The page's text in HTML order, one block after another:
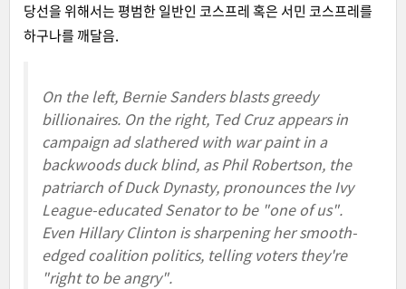
당선을 위해서는 평범한 일반인 코스프레 혹은 서민 코스프레를
하구나를 깨달음.
On the left, Bernie Sanders blasts greedy
billionaires. On the right, Ted Cruz appears in
campaign ad slathered with war paint in a
backwoods duck blind, as Phil Robertson, the
patriarch of Duck Dynasty, pronounces the Ivy
League-educated Senator to be "one of us".
Even Hillary Clinton is sharpening her smooth-
edged coalition politics, telling voters they're
"right to be angry".